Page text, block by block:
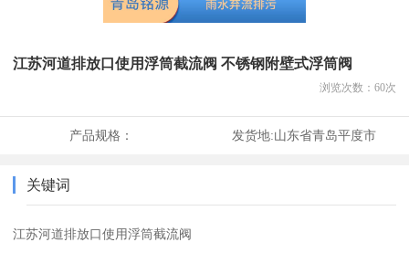
江苏河道排放口使用浮筒截流阀 不锈钢附壁式浮筒阀
浏览次数： 60次
产品规格： 发货地:山东省青岛平度市
关键词
江苏河道排放口使用浮筒截流阀